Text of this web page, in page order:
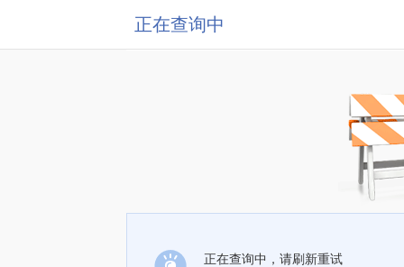
正在查询中
正在查询中，请刷新重试